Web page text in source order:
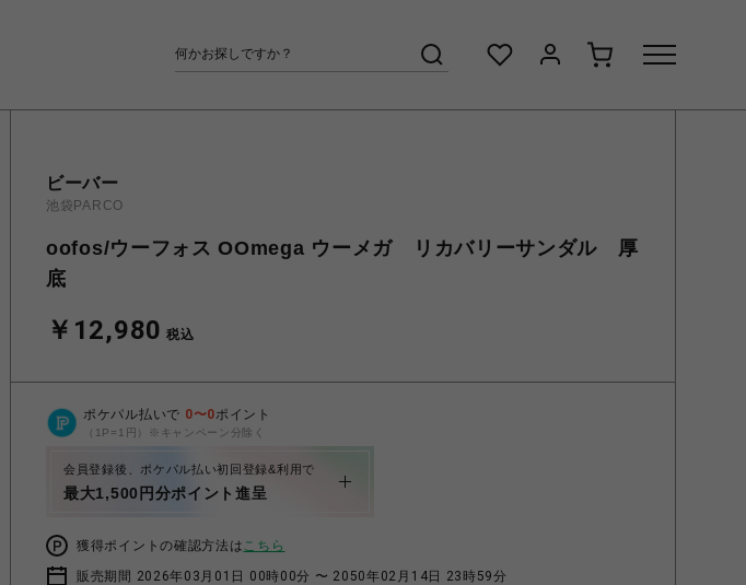
ビーバー
池袋PARCO
oofos/ウーフォス OOmega ウーメガ リカバリーサンダル 厚
底
￥12,980 税込
ポケパル払いで 0〜0ポイント
（1P=1円）※キャンペーン分除く
会員登録後、ポケパル払い初回登録&利用で
最大1,500円分ポイント進呈
獲得ポイントの確認方法はこちら
販売期間 2026年03月01日 00時00分 〜 2050年02月14日 23時59分